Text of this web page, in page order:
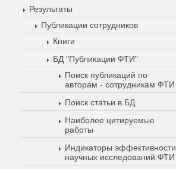
Результаты
Публикации сотрудников
Книги
БД "Публикации ФТИ"
Поиск публикаций по
авторам - сотрудникам ФТИ
Поиск статьи в БД
Наиболее цитируемые
работы
Индикаторы эффективности
научных исследований ФТИ